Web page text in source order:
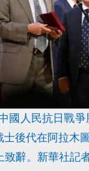
國人民抗日戰爭
後代在阿拉木
致辭。新華社記